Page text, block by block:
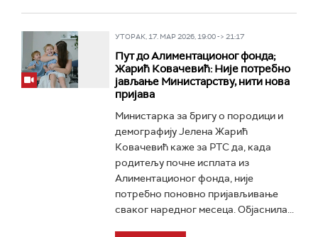
УТОРАК, 17. МАР 2026, 19:00 -> 21:17
Пут до Алиментационог фонда;
Жарић Ковачевић: Није потребно
јављање Министарству, нити нова
пријава
Министарка за бригу о породици и
демографију Јелена Жарић
Ковачевић каже за РТС да, када
родитељу почне исплата из
Алиментационог фонда, није
потребно поновно пријављивање
сваког наредног месеца. Објаснила...